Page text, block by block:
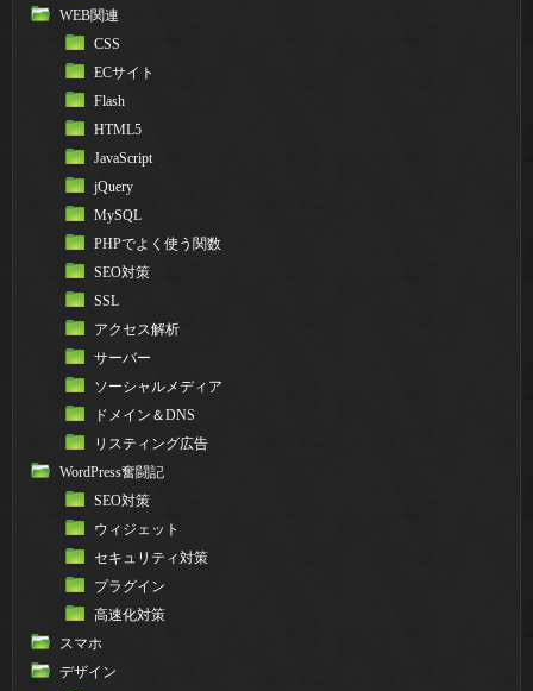
WEB関連
CSS
ECサイト
Flash
HTML5
JavaScript
jQuery
MySQL
PHPでよく使う関数
SEO対策
SSL
アクセス解析
サーバー
ソーシャルメディア
ドメイン＆DNS
リスティング広告
WordPress奮闘記
SEO対策
ウィジェット
セキュリティ対策
プラグイン
高速化対策
スマホ
デザイン